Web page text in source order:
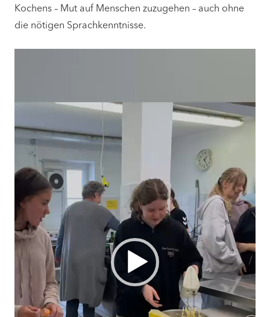
Kochens – Mut auf Menschen zuzugehen – auch ohne
die nötigen Sprachkenntnisse.